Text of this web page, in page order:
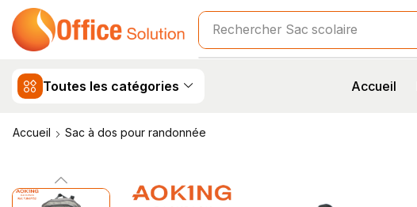
Rechercher Sac scolaire
Toutes les catégories Accueil
Accueil Sac à dos pour randonnée